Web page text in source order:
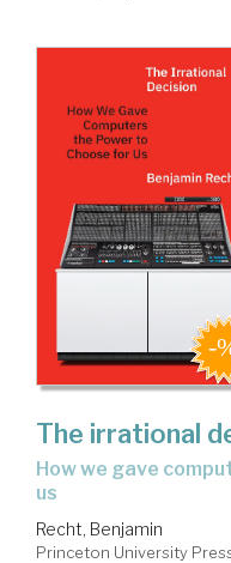
The irrational
how we gave computers the power to choose for
us
Recht, Benjamin
Princeton University